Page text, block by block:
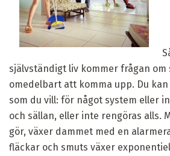
självständigt liv kommer frågan om
omedelbart att komma upp. Du
som du vill: för något system eller
och sällan, eller inte rengöras alls.
gör, växer dammet med en
fläckar och smuts växer